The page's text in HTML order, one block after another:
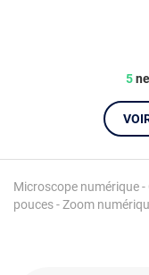
Microscope numérique
pouces - Zoom
5